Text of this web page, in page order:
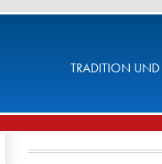
TRADITION UND